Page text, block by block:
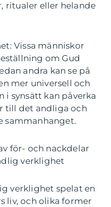
ritualer eller helande
Vissa människor
om Gud
andra kan se på
mer universell och
i synsätt kan påverka
till det andliga och
sammanhanget.
för- och nackdelar
verklighet
verklighet spelat en
liv, och olika former